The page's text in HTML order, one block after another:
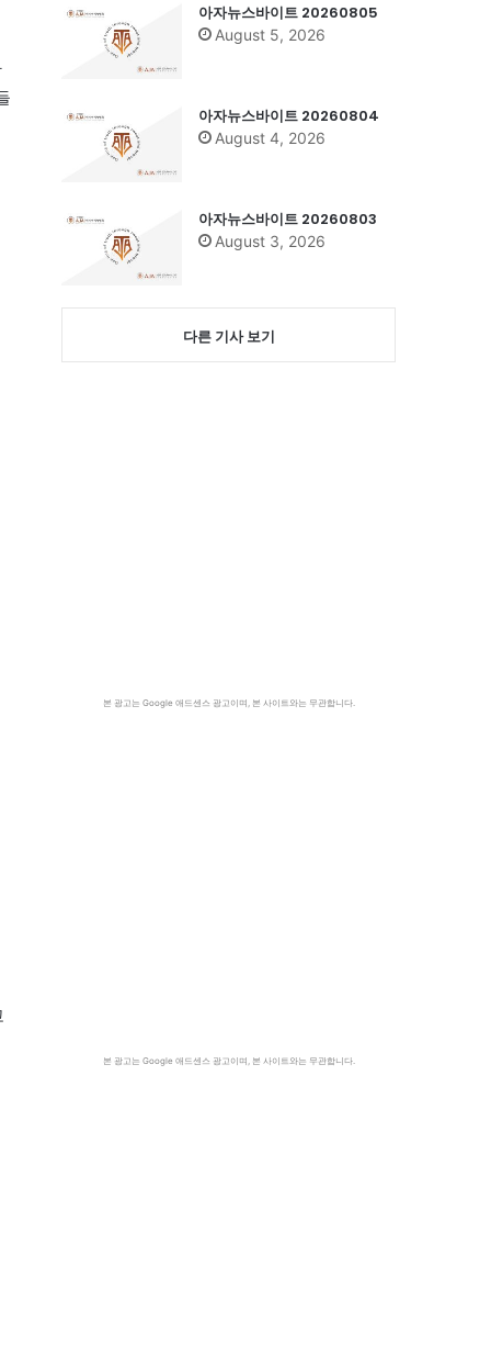
아자뉴스바이트 20260805
August 5, 2026
아자뉴스바이트 20260804
August 4, 2026
아자뉴스바이트 20260803
August 3, 2026
다른 기사 보기
본 광고는 Google 애드센스 광고이며, 본 사이트와는 무관합니다.
본 광고는 Google 애드센스 광고이며, 본 사이트와는 무관합니다.